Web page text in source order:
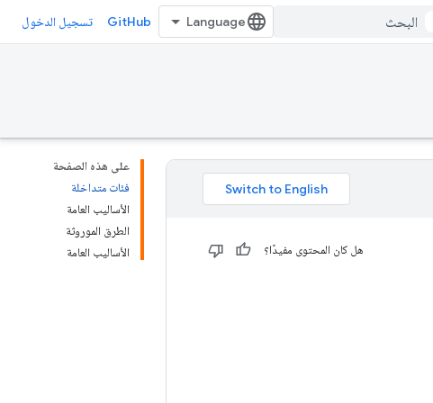
GitHub تسجيل الدخول
على هذه الصفحة
فئات متداخلة
الأساليب العامة
الطرق الموروثة
الأساليب العامة
هل كان المحتوى مفيدًا؟